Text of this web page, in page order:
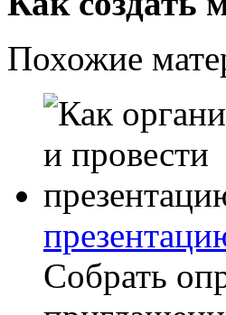
Похожие
Собрать